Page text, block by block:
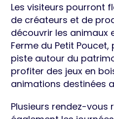
Les visiteurs pourront
de créateurs et de
découvrir les animaux
Ferme du Petit
piste autour du
profiter des jeux en
animations destinées
Plusieurs rendez-vous